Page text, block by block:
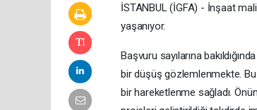
İSTANBUL (İGFA) - İnşaat
yaşanıyor.
Başvuru sayılarına
bir düşüş gözlemlenmekte.
bir hareketlenme sağladı.